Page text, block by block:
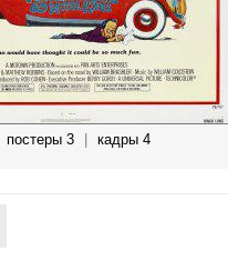
постеры 3 кадры 4